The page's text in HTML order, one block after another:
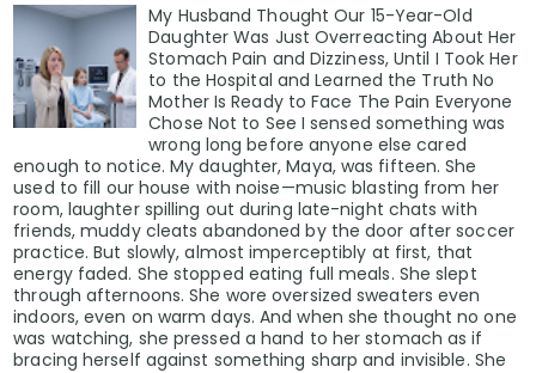
My Husband Thought Our 15-Year-Old
Daughter Was Just Overreacting About Her
Stomach Pain and Dizziness, Until I Took Her
to the Hospital and Learned the Truth No
Mother Is Ready to Face The Pain Everyone
Chose Not to See I sensed something was
wrong long before anyone else cared
enough to notice. My daughter, Maya, was fifteen. She
used to fill our house with noise—music blasting from her
room, laughter spilling out during late-night chats with
friends, muddy cleats abandoned by the door after soccer
practice. But slowly, almost imperceptibly at first, that
energy faded. She stopped eating full meals. She slept
through afternoons. She wore oversized sweaters even
indoors, even on warm days. And when she thought no one
was watching, she pressed a hand to her stomach as if
bracing herself against something sharp and invisible. She